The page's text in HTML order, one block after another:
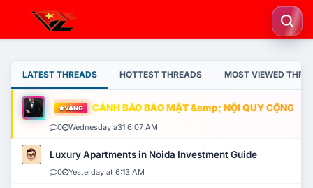
LATEST THREADS HOTTEST THREADS MOST VIEWED
VÀNG CẢNH BÁO BẢO MẬT &amp; NỘI QUY CỘNG
0 Wednesday a31 6:07 AM
Luxury Apartments in Noida Investment Guide
0 Yesterday at 6:13 AM